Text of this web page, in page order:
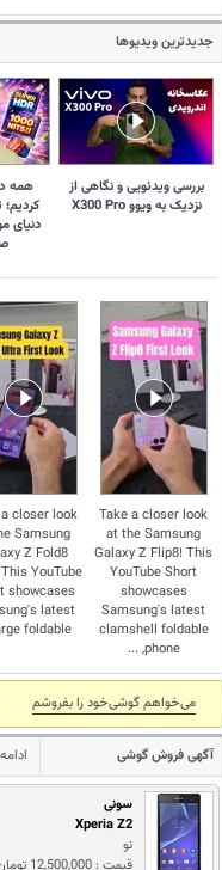
جدیدترین ویدیوها
بررسی ویدئویی و نگاهی از
نزدیک به ویوو X300 Pro
همه
کردیم؛
دنیای
Take a closer look
at the Samsung
Galaxy Z Flip8! This
YouTube Short
showcases
Samsung's latest
clamshell foldable
phone, ...
closer look
Samsung
Z Fold8
YouTube
showcases
latest
foldable ...
می‌خواهم گوشی‌خود را بفروشم
آگهی فروش گوشی ادامه
سونی
Xperia Z2
نو
قیمت : 12,500,000 تومان